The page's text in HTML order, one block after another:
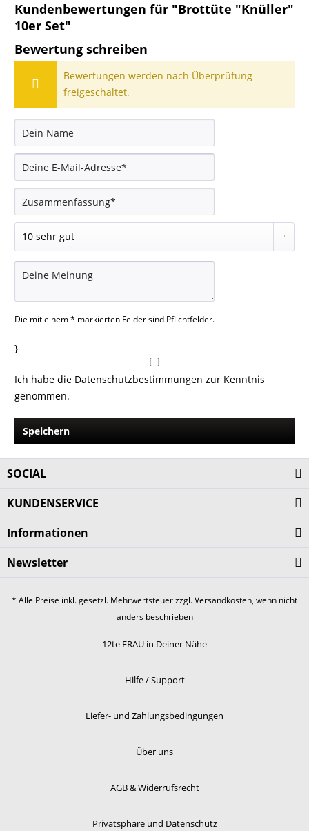
Kundenbewertungen für "Brottüte "Knüller"
10er Set"
Bewertung schreiben
Bewertungen werden nach Überprüfung
freigeschaltet.
Die mit einem * markierten Felder sind Pflichtfelder.
}
Ich habe die Datenschutzbestimmungen zur Kenntnis
genommen.
Speichern
SOCIAL
KUNDENSERVICE
Informationen
Newsletter
* Alle Preise inkl. gesetzl. Mehrwertsteuer zzgl.Versandkosten, wenn nicht
anders beschrieben
12te FRAU in Deiner Nähe
Hilfe / Support
Liefer- und Zahlungsbedingungen
Über uns
AGB & Widerrufsrecht
Privatsphäre und Datenschutz